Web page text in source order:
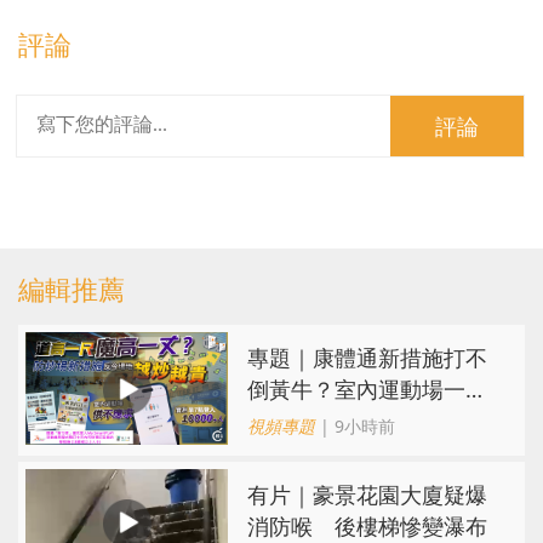
評論
評論
編輯推薦
專題｜康體通新措施打不
倒黃牛？室內運動場一場
難求越炒越貴
視頻專題| 9小時前
有片｜豪景花園大廈疑爆
消防喉 後樓梯慘變瀑布